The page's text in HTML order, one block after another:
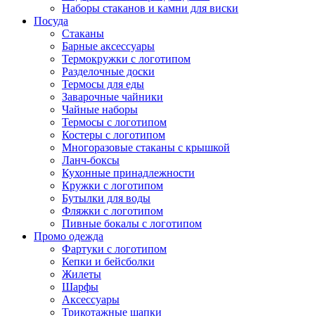
Наборы стаканов и камни для виски
Посуда
Стаканы
Барные аксессуары
Термокружки с логотипом
Разделочные доски
Термосы для еды
Заварочные чайники
Чайные наборы
Термосы с логотипом
Костеры с логотипом
Многоразовые стаканы с крышкой
Ланч-боксы
Кухонные принадлежности
Кружки с логотипом
Бутылки для воды
Фляжки с логотипом
Пивные бокалы с логотипом
Промо одежда
Фартуки с логотипом
Кепки и бейсболки
Жилеты
Шарфы
Аксессуары
Трикотажные шапки